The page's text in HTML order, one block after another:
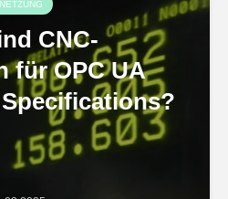
CNC-
für OPC UA